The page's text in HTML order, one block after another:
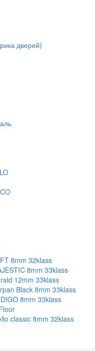
дверей)
8mm 32klass
8mm 33klass
12mm 33klass
Black 8mm 33klass
8mm 33klass
classic 8mm 32klass